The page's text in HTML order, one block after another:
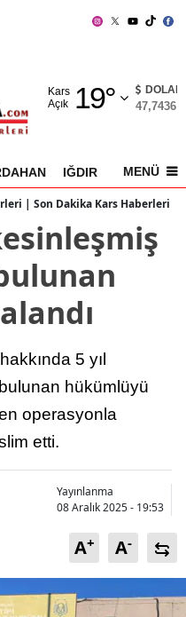
Kars
Açık
19°
Adıyaman
Ağrı
Amasya
Ankara
Antalya
Artvin
Balıkesir
Bilecik
Bitlis
Burdur
Bursa
DOLAR
47,7436
IĞDIR AKYAKA
MENÜ
| Son Dakika Kars Haberleri
5 yıl
hükümlüyü
operasyonla
etti.
Yayınlanma
08 Aralık 2025 - 19:53
A+ A-